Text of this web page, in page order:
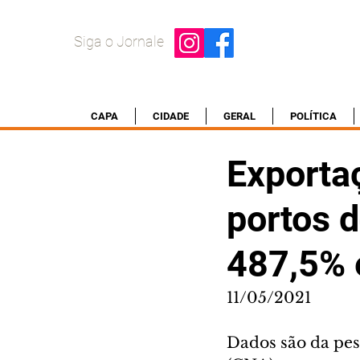
Siga o Jornale
CAPA CIDADE GERAL POLÍTICA
portos
487,5%
11/05/2021
Dados são da